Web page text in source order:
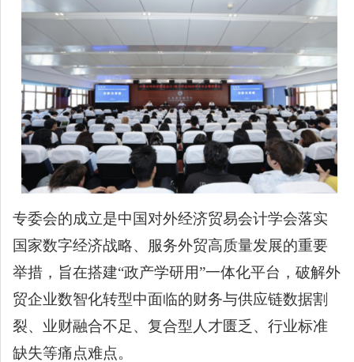
专委会的成立是中国对外经济贸易会计学会落实
国家数字经济战略、服务外贸高质量发展的重要
举措，旨在搭建“政产学研用”一体化平台，破解外
贸企业数智化转型中面临的财务与供应链数据割
裂、业财融合不足、复合型人才匮乏、行业标准
缺失等痛点难点。